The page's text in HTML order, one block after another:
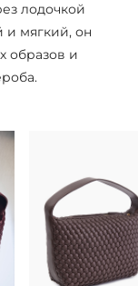
лодочкой
и мягкий, он
образов и